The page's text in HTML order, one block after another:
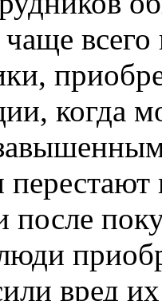
когда
после
вред